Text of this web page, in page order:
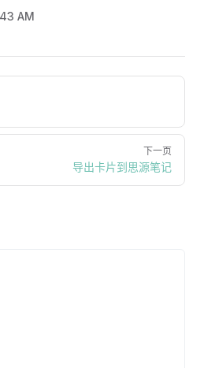
AM
下一页
导出卡片到思源笔记